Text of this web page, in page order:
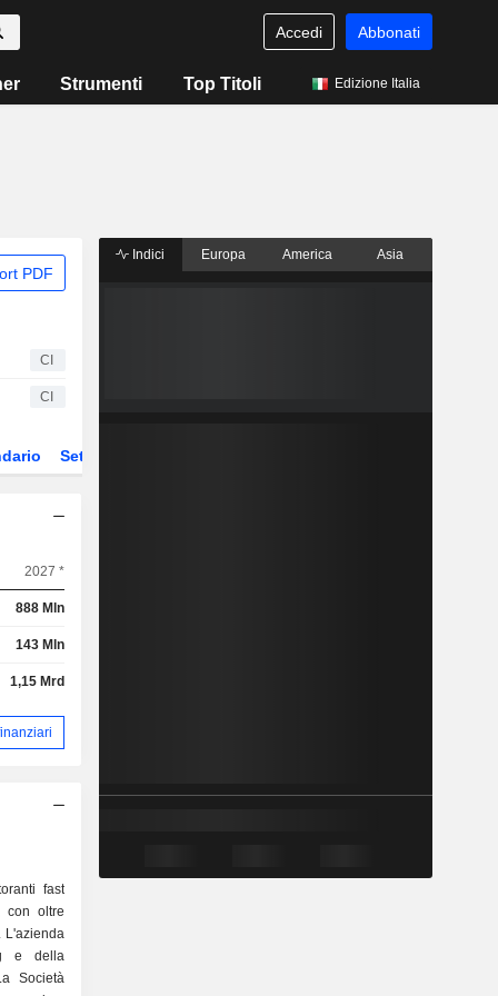
Accedi Abbonati
Strumenti Top Titoli Edizione Italia
PDF
CI
CI
Settore
2027 *
888 Mln
143 Mln
1,15 Mrd
fast
con oltre
L'azienda
e della
Società
Indici Europa America Asia